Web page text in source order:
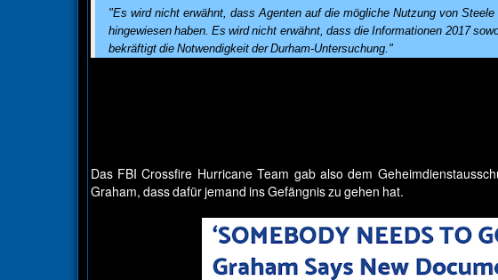
"Es wird nicht erwähnt, dass Agenten auf die mögliche Nutzung von
hingewiesen haben. Es wird nicht erwähnt, dass die Informationen 2017
bekräftigt die Notwendigkeit der Durham-Untersuchung."
Das FBI Crossfire Hurricane Team gab also dem
Graham, dass dafür jemand ins Gefängnis zu gehen hat.